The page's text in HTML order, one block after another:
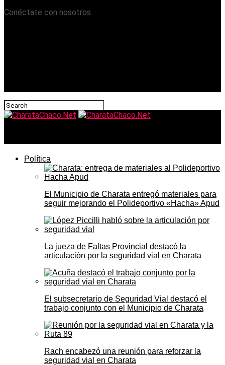
Conéctate con nosotros
Política
El Municipio de Charata entregó materiales para
seguir mejorando el Polideportivo «Hacha» Apud
La jueza de Faltas Provincial destacó la
articulación por la seguridad vial en Charata
El subsecretario de Seguridad Vial destacó el
trabajo conjunto con el Municipio de Charata
Rach encabezó una reunión para reforzar la
seguridad vial en Charata